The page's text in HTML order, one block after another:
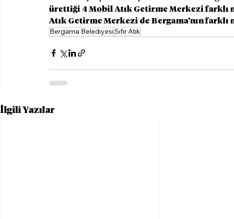
ürettiği 4 Mobil Atık Getirme Merkezi
Atık Getirme Merkezi de Bergama’nın
Bergama BelediyesiSıfır Atık
İlgili Yazılar